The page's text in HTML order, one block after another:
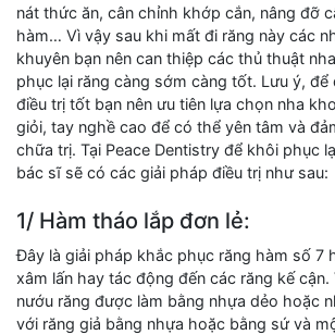
nát thức ăn, cân chỉnh khớp cắn, nâng đỡ
hàm… Vì vậy sau khi mất đi răng này các
khuyên bạn nên can thiệp các thủ thuật
phục lại răng càng sớm càng tốt. Lưu ý,
điều trị tốt bạn nên ưu tiên lựa chọn nha
giỏi, tay nghề cao để có thể yên tâm và
chữa trị. Tại Peace Dentistry để khôi phục
bác sĩ sẽ có các giải pháp điều trị như sau:
1/ Hàm tháo lắp đơn lẻ:
Đây là giải pháp khắc phục răng hàm số 7
xâm lấn hay tác động đến các răng kế cận.
nướu răng được làm bằng nhựa dẻo hoặc
với răng giả bằng nhựa hoặc bằng sứ và